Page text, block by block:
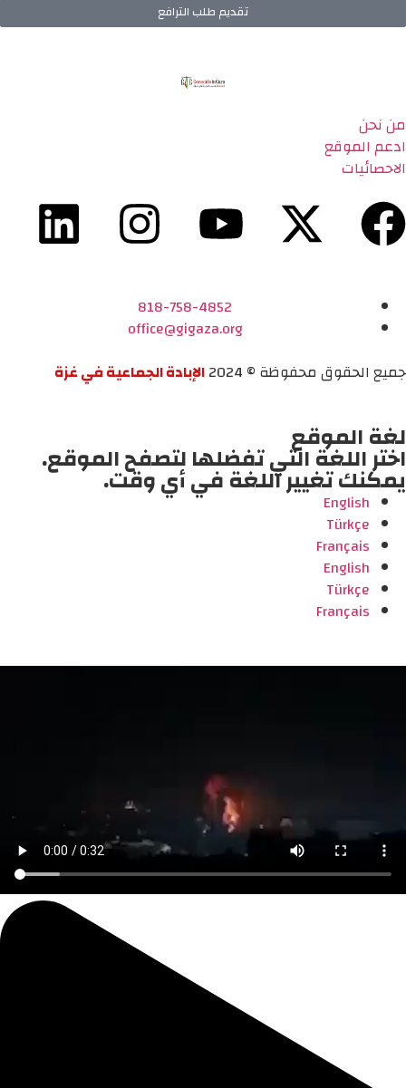
تقديم طلب الترافع
من نحن
ادعم الموقع
الاحصائيات
818-758-4852
office@gigaza.org
جميع الحقوق محفوظة © 2024
الإبادة الجماعية في غزة
لغة الموقع
اختر اللغة التي تفضلها لتصفح الموقع.
يمكنك تغيير اللغة في أي وقت.
English
Türkçe
Français
English
Türkçe
Français